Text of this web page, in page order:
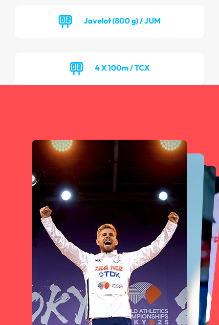
Javelot (800 g) / JUM
4 X 100m / TCX